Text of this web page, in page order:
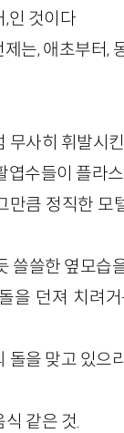
인 것이다
는, 애초부터,
무사히 휘발시
엽수들이 플라
만큼 정직한 모
쓸쓸한 옆모습
을 던져 치려
돌을 맞고 있으
같은 것.